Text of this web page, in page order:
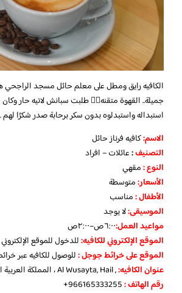
الكافيه رايق ومطل على معلم حائل مسجد الراجحي
جميلة.. القهوة متقنه👌🏻 طلبت سبانش لاتيه حار
استبداله واستبدلوه بدون سكر برحابة صدر شكرًا لهم
الاسم:كافيه فرناز حائل
التصنيف:عائلات – افراد
النوع :مقهي
الأسعار:متوسطة
الأطفال:مناسب
الموسيقى:لا يوجد
مواعيد العمل:٦:٠٠ص–٢:٠٠ص
الموقع الإلكتروني للكافيه:للدخول للموقع
الموقع على خرائط جوجل:للوصول للكافيه عبر
عنوان الكافيه:, Al Wusayta, Hail ، المملكة العربية السعودية
رقم الهاتف :966165333255+